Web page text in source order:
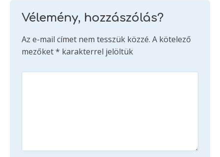
Vélemény, hozzászólás?
Az e-mail címet nem tesszük közzé. A kötelező
mezőket* karakterrel jelöltük